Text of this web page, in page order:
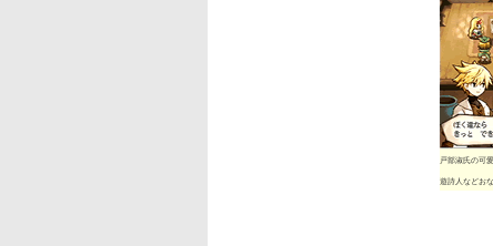
戸部淑氏の可
遊詩人などお